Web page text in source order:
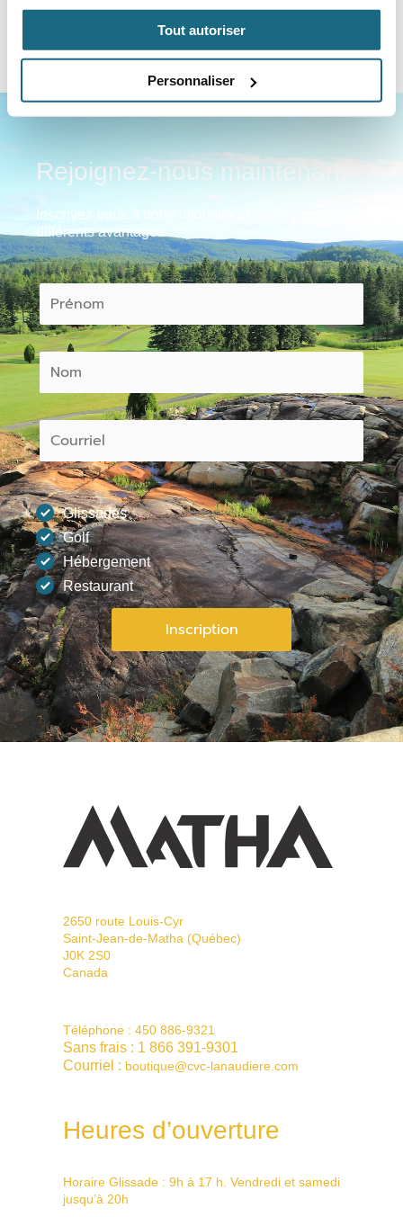
Tout autoriser
Personnaliser
Menu bistro
Menu table d'hôte
Rejoignez-nous maintenant!
Inscrivez-vous à notre infolettre et profitez des
différents avantages
Glissades
Golf
Hébergement
Restaurant
2650 route Louis-Cyr
Saint-Jean-de-Matha (Québec)
J0K 2S0
Canada
Téléphone : 450 886-9321
Sans frais : 1 866 391-9301
Courriel : boutique@cvc-lanaudiere.com
Heures d’ouverture
Horaire Glissade : 9h à 17 h. Vendredi et samedi
jusqu’à 20h